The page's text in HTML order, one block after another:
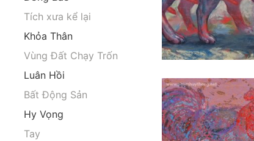
Tích xưa kể lại
Khỏa Thân
Vùng Đất Chạy Trốn
Luân Hồi
Bất Động Sản
Hy Vọng
Tay